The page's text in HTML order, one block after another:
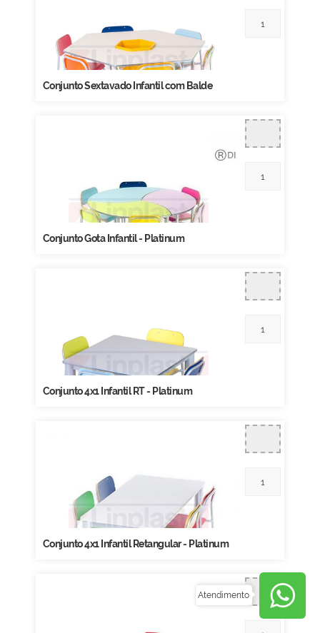
Conjunto Sextavado Infantil com Balde
Conjunto Gota Infantil - Platinum
Conjunto 4x1 Infantil RT - Platinum
Conjunto 4x1 Infantil Retangular - Platinum
Atendimento